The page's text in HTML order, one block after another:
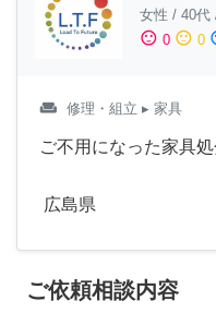
女性 / 40代
sentiment_satisfied 0 sentiment_neutral 0
weekend 修理・組立 ▸ 家具
ご不用になった家具処
広島県
ご依頼相談内容